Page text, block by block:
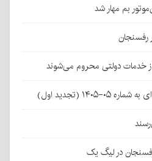
بم مهار شد
خدمات دولتی محروم می‌شوند
(تجدید اول)
در لیگ یک